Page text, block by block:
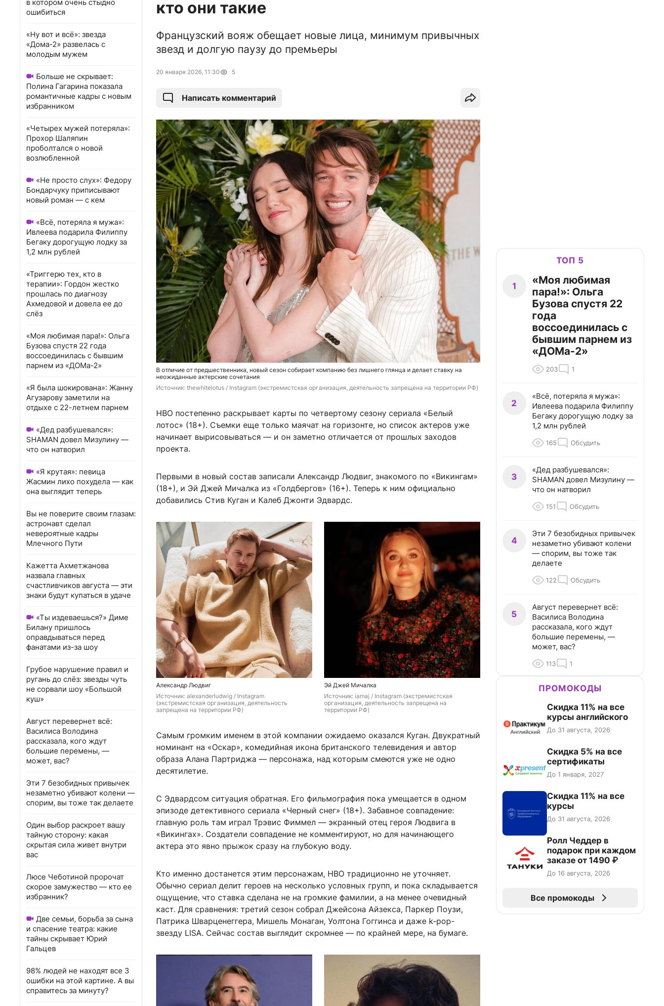
в котором очень стыдно
ошибиться
«Ну вот и всё»: звезда
«Дома-2» развелась с
молодым мужем
Больше не скрывает:
Полина Гагарина показала
романтичные кадры с новым
избранником
«Четырех мужей потеряла»:
Прохор Шаляпин
проболтался о новой
возлюбленной
«Не просто слух»: Федору
Бондарчуку приписывают
новый роман — с кем
«Всё, потеряла я мужа»:
Ивлеева подарила Филиппу
Бегаку дорогущую лодку за
1,2 млн рублей
«Триггерю тех, кто в
терапии»: Гордон жестко
прошлась по диагнозу
Ахмедовой и довела ее до
слёз
«Моя любимая пара!»: Ольга
Бузова спустя 22 года
воссоединилась с бывшим
парнем из «ДОМа-2»
«Я была шокирована»: Жанну
Агузарову заметили на
отдыхе с 22-летнем парнем
«Дед разбушевался»:
SHAMAN довел Мизулину —
что он натворил
«Я крутая»: певица
Жасмин лихо похудела — как
она выглядит теперь
Вы не поверите своим глазам:
астронавт сделал
невероятные кадры
Млечного Пути
Кажетта Ахметжанова
назвала главных
счастливчиков августа — эти
знаки будут купаться в удаче
«Ты издеваешься?» Диме
Билану пришлось
оправдываться перед
фанатами из-за шоу
Грубое нарушение правил и
ругань до слёз: звезды чуть
не сорвали шоу «Большой
куш»
Август перевернет всё:
Василиса Володина
рассказала, кого ждут
большие перемены, —
может, вас?
Эти 7 безобидных привычек
незаметно убивают колени —
спорим, вы тоже так делаете
Один выбор раскроет вашу
тайную сторону: какая
скрытая сила живет внутри
вас
Люсе Чеботиной пророчат
скорое замужество — кто ее
избранник?
Две семьи, борьба за сына
и спасение театра: какие
тайны скрывает Юрий
Гальцев
98% людей не находят все 3
ошибки на этой картине. А вы
справитесь за минуту?
кто они такие
Французский вояж обещает новые лица, минимум привычных
звезд и долгую паузу до премьеры
20 января 2026, 11:30 5
Написать комментарий
В отличие от предшественника, новый сезон собирает компанию без лишнего глянца и делает ставку на
неожиданные актерские сочетания
Источник: thewhitelotus / Instagram (экстремистская организация, деятельность запрещена на территории РФ)
HBO постепенно раскрывает карты по четвертому сезону сериала «Белый
лотос» (18+). Съемки еще только маячат на горизонте, но список актеров уже
начинает вырисовываться — и он заметно отличается от прошлых заходов
проекта.
Первыми в новый состав записали Александр Людвиг, знакомого по «Викингам»
(18+), и Эй Джей Мичалка из «Голдбергов» (16+). Теперь к ним официально
добавились Стив Куган и Калеб Джонти Эдвардс.
Александр Людвиг
Источник: alexanderludwig / Instagram
(экстремистская организация, деятельность
запрещена на территории РФ)
Эй Джей Мичалка
Источник: iamaj / Instagram (экстремистская
организация, деятельность запрещена на
территории РФ)
Самым громким именем в этой компании ожидаемо оказался Куган. Двукратный
номинант на «Оскар», комедийная икона британского телевидения и автор
образа Алана Партриджа — персонажа, над которым смеются уже не одно
десятилетие.
С Эдвардсом ситуация обратная. Его фильмография пока умещается в одном
эпизоде детективного сериала «Черный снег» (18+). Забавное совпадение:
главную роль там играл Трэвис Фиммел — экранный отец героя Людвига в
«Викингах». Создатели совпадение не комментируют, но для начинающего
актера это явно прыжок сразу на глубокую воду.
Кто именно достанется этим персонажам, HBO традиционно не уточняет.
Обычно сериал делит героев на несколько условных групп, и пока складывается
ощущение, что ставка сделана не на громкие фамилии, а на менее очевидный
каст. Для сравнения: третий сезон собрал Джейсона Айзекса, Паркер Поузи,
Патрика Шварценеггера, Мишель Монаган, Уолтона Гоггинса и даже k-pop-
звезду LISA. Сейчас состав выглядит скромнее — по крайней мере, на бумаге.
ТОП 5
1
«Моя любимая
пара!»: Ольга
Бузова спустя 22
года
воссоединилась с
бывшим парнем из
«ДОМа-2»
203 1
2
«Всё, потеряла я мужа»:
Ивлеева подарила Филиппу
Бегаку дорогущую лодку за
1,2 млн рублей
165 Обсудить
3
«Дед разбушевался»:
SHAMAN довел Мизулину —
что он натворил
151 Обсудить
4
Эти 7 безобидных привычек
незаметно убивают колени
— спорим, вы тоже так
делаете
122 Обсудить
5
Август перевернет всё:
Василиса Володина
рассказала, кого ждут
большие перемены, —
может, вас?
113 1
ПРОМОКОДЫ
Скидка 11% на все
курсы английского
До 31 августа, 2026
Скидка 5% на все
сертификаты
До 1 января, 2027
Скидка 11% на все
курсы
До 31 августа, 2026
Ролл Чеддер в
подарок при каждом
заказе от 1490 ₽
До 16 августа, 2026
Все промокоды